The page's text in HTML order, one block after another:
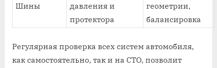
Шины
давления и
протектора
геометрии,
балансировка
Регулярная проверка всех систем автомобиля,
как самостоятельно, так и на СТО, позволит